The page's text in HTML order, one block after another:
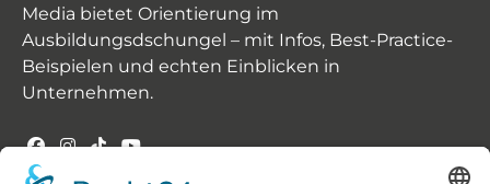
Media bietet Orientierung im
Ausbildungsdschungel – mit Infos, Best-Practice-
Beispielen und echten Einblicken in
Unternehmen.